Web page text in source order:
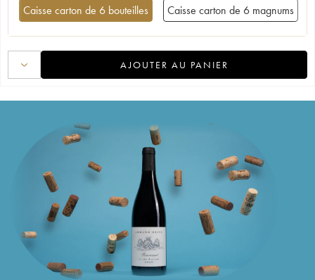
Caisse carton de 6 bouteilles Caisse carton de 6 magnums
AJOUTER AU PANIER